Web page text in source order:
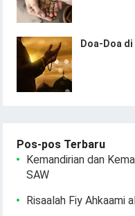
Doa-Doa di
Pos-pos Terbaru
Kemandirian dan
SAW
Risaalah Fiy Ahkaami